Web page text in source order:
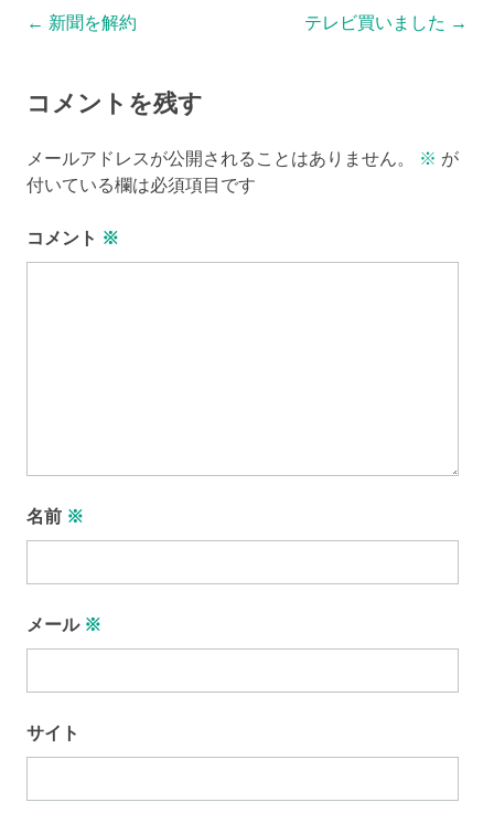
Post
← 新聞を解約 テレビ買いました →
コメントを残す
メールアドレスが公開されることはありません。 ※ が
付いている欄は必須項目です
コメント ※
名前 ※
メール ※
サイト